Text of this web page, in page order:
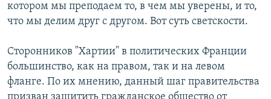
котором мы преподаем то, в чем мы уверены, и то,
что мы делим друг с другом. Вот суть светскости.
Сторонников "Хартии" в политических Франции
большинство, как на правом, так и на левом
фланге. По их мнению, данный шаг правительства